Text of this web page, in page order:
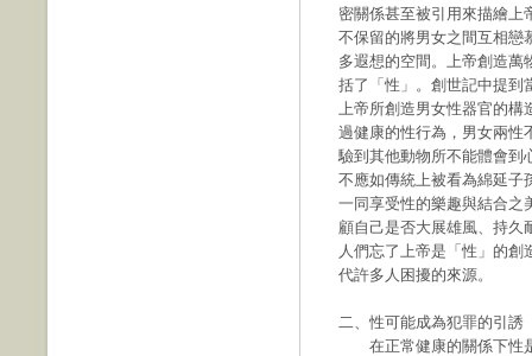
密關係甚至被引用來描繪上
不保留的將男女之間互相戀
多遐想的空間。上帝創造萬
括了「性」。創世記中提到
上帝所創造男女性器官的構
過健康的性行為，男女兩性
驗到其他動物所不能體會到
不應如傳統上被看為綿延子
一同享受性的樂趣與結合之
顧自己是否大展雄風、持久
人們忘了上帝是「性」的
代許多人困擾的來源。
二、性可能成為犯罪的引誘
在正常健康的關係下性是